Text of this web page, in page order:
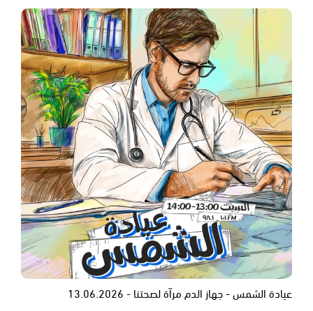
عيادة الشمس - جهاز الدم مرآة لصحتنا - 13.06.2026